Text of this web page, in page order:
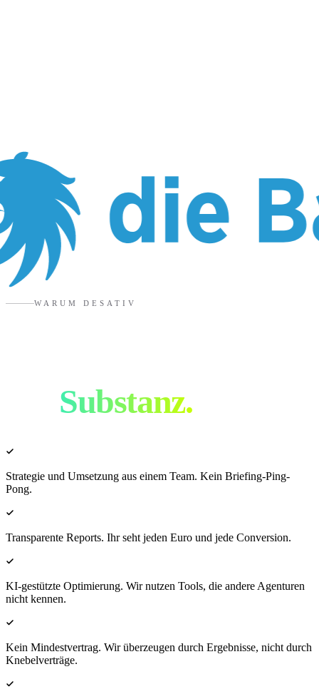
WARUM DESATIV
Substanz.
Strategie und Umsetzung aus einem Team. Kein Briefing-Ping-
Pong.
Transparente Reports. Ihr seht jeden Euro und jede Conversion.
KI-gestützte Optimierung. Wir nutzen Tools, die andere Agenturen
nicht kennen.
Kein Mindestvertrag. Wir überzeugen durch Ergebnisse, nicht durch
Knebelverträge.